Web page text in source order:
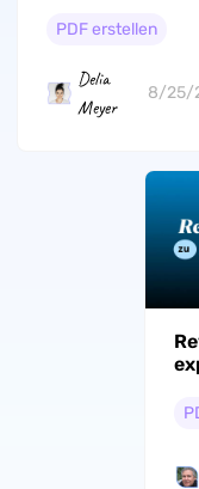
als PDF (Schritt
PDF erstellen
Delia
Meyer
8/25/